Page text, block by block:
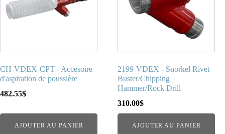
CH-VDEX-CPT - Accesoire
d'aspiration de poussière
482.55$
AJOUTER AU PANIER
2199-VDEX - Snorkel Rivet
Buster/Chipping
Hammer/Rock Drill
310.00$
AJOUTER AU PANIER